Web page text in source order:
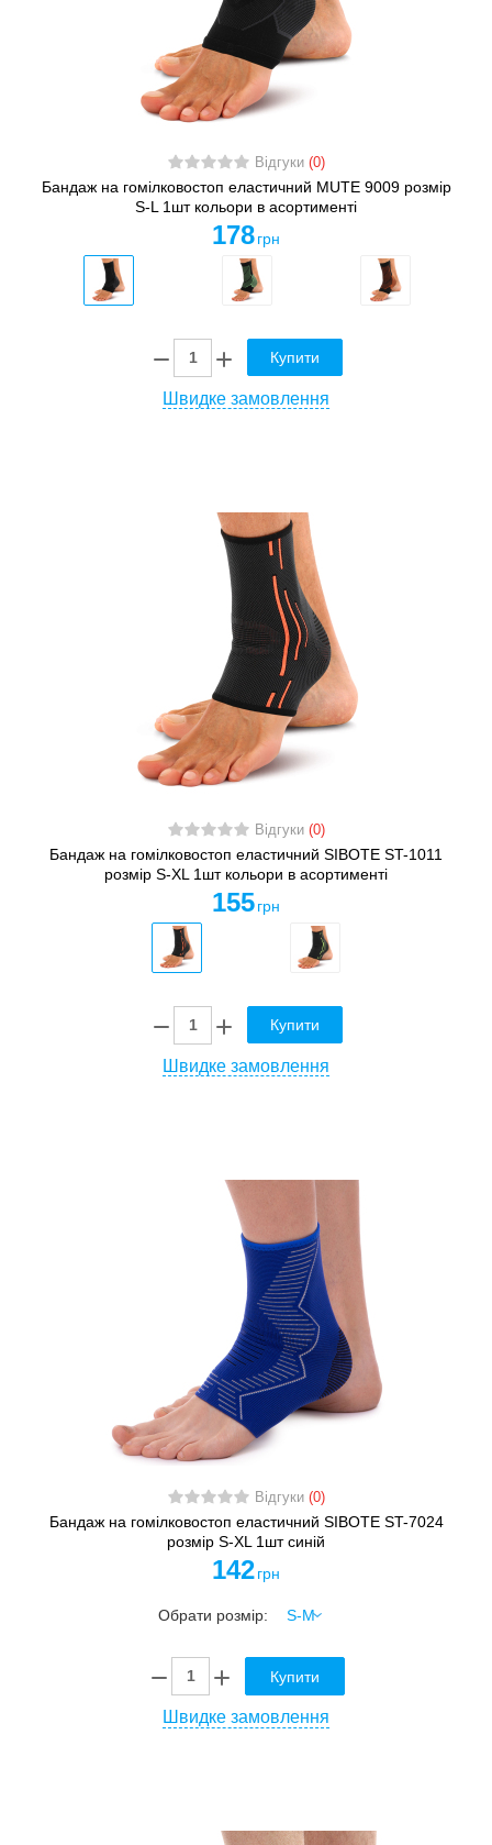
Відгуки (0)
Бандаж на гомілковостоп еластичний MUTE 9009 розмір
S-L 1шт кольори в асортименті
178 грн
Купити
Швидке замовлення
Відгуки (0)
Бандаж на гомілковостоп еластичний SIBOTE ST-1011
розмір S-XL 1шт кольори в асортименті
155 грн
Купити
Швидке замовлення
Відгуки (0)
Бандаж на гомілковостоп еластичний SIBOTE ST-7024
розмір S-XL 1шт синій
142 грн
Обрати розмір:
Купити
Швидке замовлення